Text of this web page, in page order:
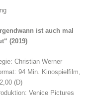
ist auch mal
(2019)
Christian Werner
94 Min. Kinospielfilm,
(D)
Venice Pictures